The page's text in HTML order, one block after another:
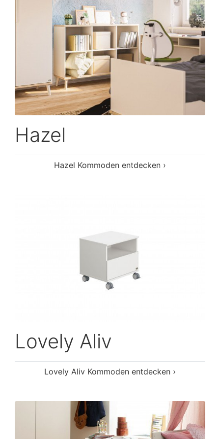
Hazel
Hazel Kommoden entdecken ›
Lovely Aliv
Lovely Aliv Kommoden entdecken ›